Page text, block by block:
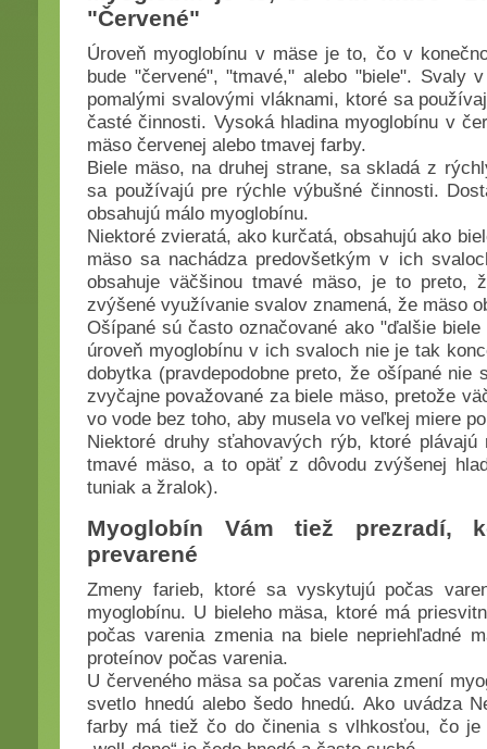
"Červené"
Úroveň myoglobínu v mäse je to, čo v
bude "červené", "tmavé," alebo "biele". Svaly
pomalými svalovými vláknami, ktoré sa
časté činnosti. Vysoká hladina myoglobínu v
mäso červenej alebo tmavej farby.
Biele mäso, na druhej strane, sa skladá z
sa používajú pre rýchle výbušné činnosti.
obsahujú málo myoglobínu.
Niektoré zvieratá, ako kurčatá, obsahujú ako
mäso sa nachádza predovšetkým v ich
obsahuje väčšinou tmavé mäso, je to preto,
zvýšené využívanie svalov znamená, že mäso
Ošípané sú často označované ako "ďalšie
úroveň myoglobínu v ich svaloch nie je tak
dobytka (pravdepodobne preto, že ošípané
zvyčajne považované za biele mäso, pretože
vo vode bez toho, aby musela vo veľkej miere
Niektoré druhy sťahovavých rýb, ktoré
tmavé mäso, a to opäť z dôvodu zvýšenej
tuniak a žralok).
Myoglobín Vám tiež prezradí,
prevarené
Zmeny farieb, ktoré sa vyskytujú počas
myoglobínu. U bieleho mäsa, ktoré má
počas varenia zmenia na biele nepriehľadné
proteínov počas varenia.
U červeného mäsa sa počas varenia zmení
svetlo hnedú alebo šedo hnedú. Ako uvádza
farby má tiež čo do činenia s vlhkosťou, čo je